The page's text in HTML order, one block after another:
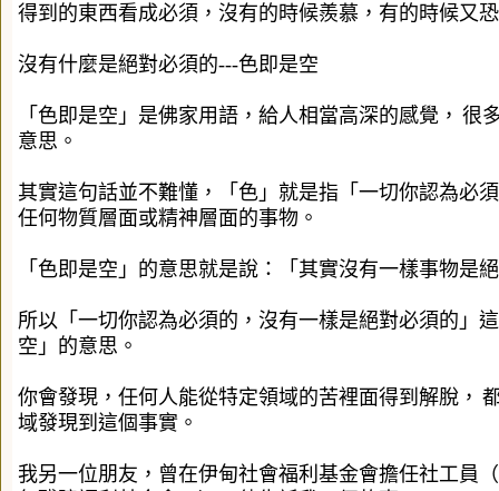
得到的東西看成必須，沒有的時候羨慕，有的時候又
沒有什麼是絕對必須的---色即是空
「色即是空」是佛家用語，給人相當高深的感覺， 很
意思。
其實這句話並不難懂，「色」就是指「一切你認為必
任何物質層面或精神層面的事物。
「色即是空」的意思就是說：「其實沒有一樣事物是
所以「一切你認為必須的，沒有一樣是絕對必須的」
空」的意思。
你會發現，任何人能從特定領域的苦裡面得到解脫，
域發現到這個事實。
我另一位朋友，曾在伊甸社會福利基金會擔任社工員